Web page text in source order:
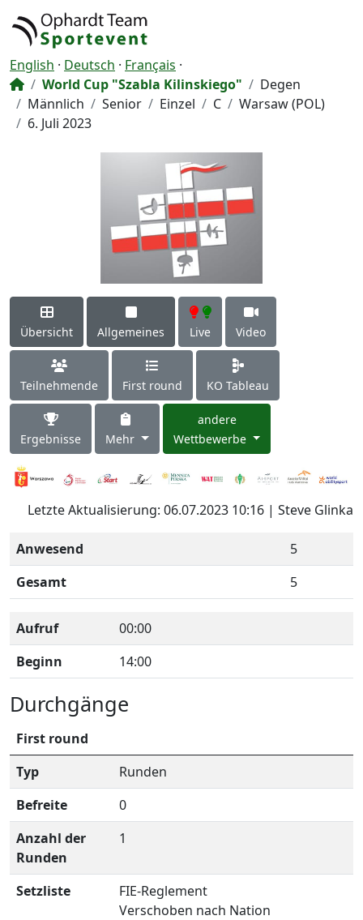
English · Deutsch · Français ·
World Cup "Szabla Kilinskiego"
Degen
Männlich
Senior Einzel C
Warsaw (POL)
6. Juli 2023
Übersicht Allgemeines Live Video
Teilnehmende First round KO Tableau
Ergebnisse Mehr
andere
Wettbewerbe
Letzte Aktualisierung: 06.07.2023 10:16 | Steve Glinka
Anwesend
5
Gesamt
5
Aufruf
00:00
Beginn
14:00
Durchgänge
First round
Typ
Runden
Befreite
0
Anzahl der
Runden
1
Setzliste
FIE-Reglement
Verschoben nach Nation